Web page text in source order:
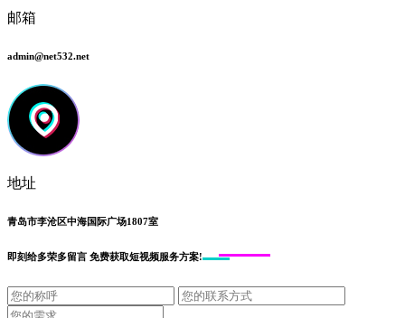
邮箱
admin@net532.net
地址
青岛市李沧区中海国际广场1807室
即刻给多荣多留言 免费获取短视频服务方案!